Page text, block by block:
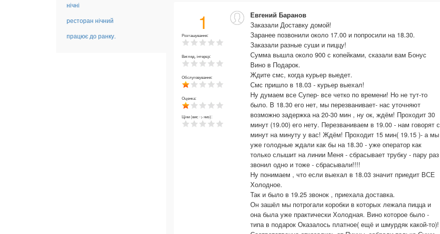
нічні
ресторан нічний
працює до ранку.
1
Розташування:
Вигляд, інтерєр:
Обслуговування:
Оценка:
Ціни (вис -> низ):
Евгений Баранов
Заказали Доставку домой!
Заранее позвонили около 17.00 и попросили на 18.30.
Заказали разные суши и пиццу!
Сумма вышла около 900 с копейками, сказали вам Бонус
Вино в Подарок.
Ждите смс, когда курьер выедет.
Смс пришло в 18.03 - курьер выехал!
Ну думаем все Супер- все четко по времени! Но не тут-то
было. В 18.30 его нет, мы перезванивает- нас уточняют
возможно задержка на 20-30 мин , ну ок, ждём! Проходит 30
минут (19.00) его нету. Перезваниваем в 19.00 - нам говорят с
минут на минуту у вас! Ждём! Проходит 15 мин( 19.15 )- а мы
уже голодные ждали как бы на 18.30 - уже оператор как
только слышит на линии Меня - сбрасывает трубку - пару раз
звонил одно и тоже - сбрасывали!!!!
Ну понимаем , что если выехал в 18.03 значит приедит ВСЕ
Холодное.
Так и было в 19.25 звонок , приехала доставка.
Он зашёл мы потрогали коробки в которых лежала пицца и
она была уже практически Холодная. Вино которое было -
типа в подарок Оказалось платное( ещё и шмурдяк какой-то)!